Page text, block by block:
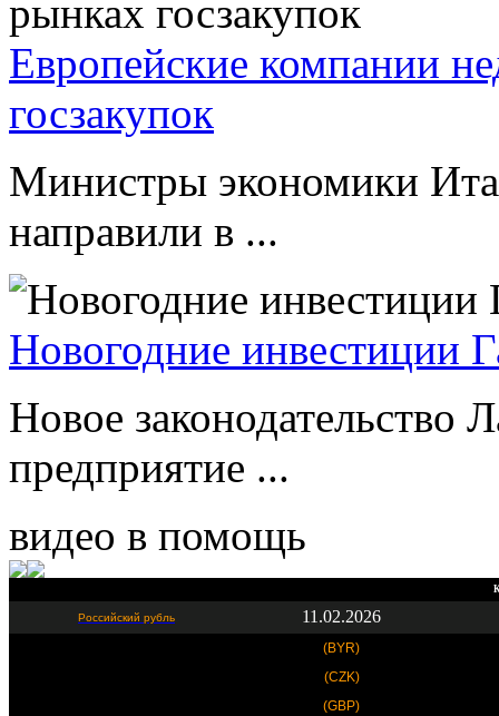
Европейские компании
госзакупок
Министры экономики
направили в ...
Новогодние инвестиции
Новое законодательство
предприятие ...
видео в помощь
Российский рубль 11.02.2026
(BYR)
(CZK)
(GBP)